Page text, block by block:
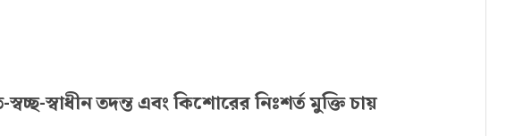
স্বাধীন তদন্ত এবং কিশোরের নিঃশর্ত মুক্তি চায়